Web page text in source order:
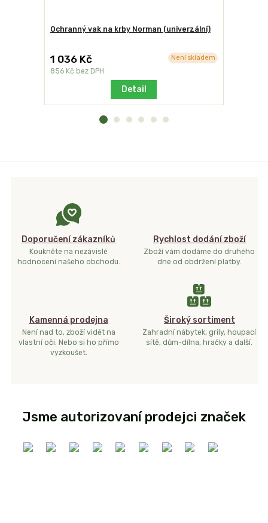
Ochranný vak na krby Norman (univerzální)
1 036 Kč
856 Kč bez DPH
Není skladem
Detail
Doporučení zákazníků
Koukněte na nezávislé
hodnocení našeho obchodu.
Rychlost dodání zboží
Zboží vám dodáme do druhého
dne od obdržení platby.
Kamenná prodejna
Není nad to, zboží vidět na
vlastní oči. Nebo si ho přímo
vyzkoušet.
Široký sortiment
Zahradní nábytek, grily, houpací
sítě, dům-dílna, hračky a další.
Jsme autorizovaní prodejci značek